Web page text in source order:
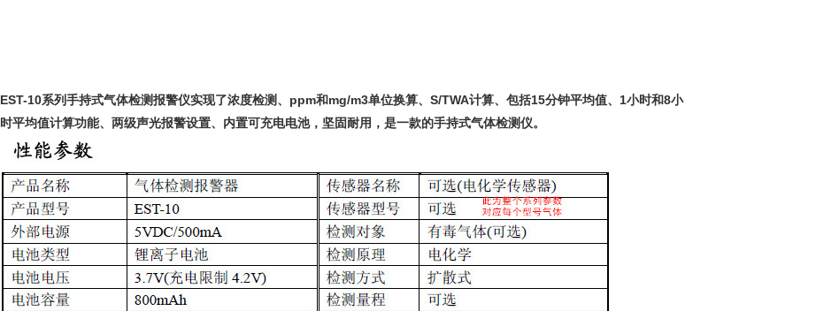
EST-10系列手持式气体检测报警仪实现了浓度检测、ppm和mg/m3单位换算、S/TWA计算、包括15分钟平均值、1小时和8小
时平均值计算功能、两级声光报警设置、内置可充电电池，坚固耐用，是一款的手持式气体检测仪。